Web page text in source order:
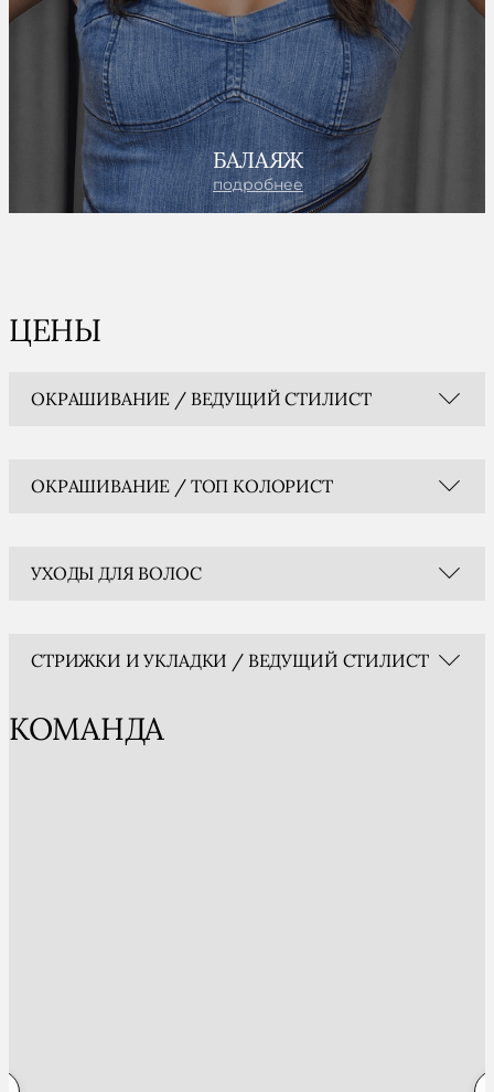
БАЛАЯЖ
подробнее
ЦЕНЫ
ОКРАШИВАНИЕ / ВЕДУЩИЙ СТИЛИСТ
ОКРАШИВАНИЕ / ТОП КОЛОРИСТ
УХОДЫ ДЛЯ ВОЛОС
СТРИЖКИ И УКЛАДКИ / ВЕДУЩИЙ СТИЛИСТ
КОМАНДА